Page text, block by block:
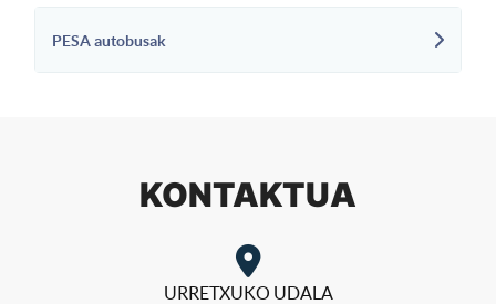
PESA autobusak
KONTAKTUA
URRETXUKO UDALA